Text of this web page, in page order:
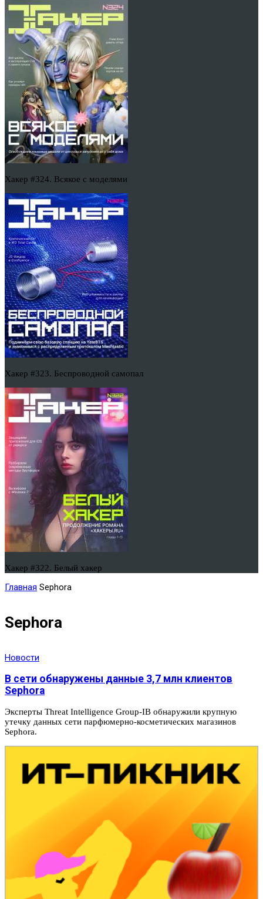
Хакер #324. Всякое с моделями
Хакер #323. Беспроводной самопал
Хакер #322. Белый хакер
Главная Sephora
Sephora
Новости
В сети обнаружены данные 3,7 млн клиентов
Sephora
Эксперты Threat Intelligence Group-IB обнаружили крупную
утечку данных сети парфюмерно-косметических магазинов
Sephora.